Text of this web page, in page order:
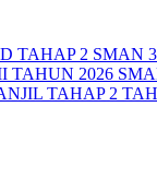
TAHAP 2 SMAN
TAHUN 2026
TAHAP 2